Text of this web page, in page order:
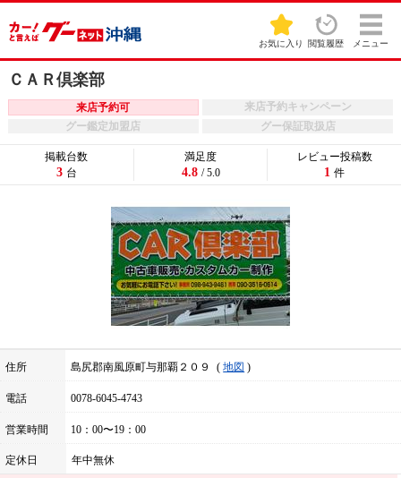
お気に入り 閲覧履歴 メニュー
ＣＡＲ倶楽部
来店予約可
来店予約キャンペーン
グー鑑定加盟店
グー保証取扱店
住所 島尻郡南風原町与那覇２０９ 地図
電話 0078-6045-4743
営業時間 10：00〜19：00
定休日 年中無休
掲載台数
3 台
満足度
4.8 / 5.0
レビュー投稿数
1 件